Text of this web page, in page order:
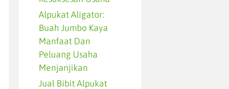
Alpukat Aligator:
Buah Jumbo Kaya
Manfaat Dan
Peluang Usaha
Menjanjikan
Jual Bibit Alpukat